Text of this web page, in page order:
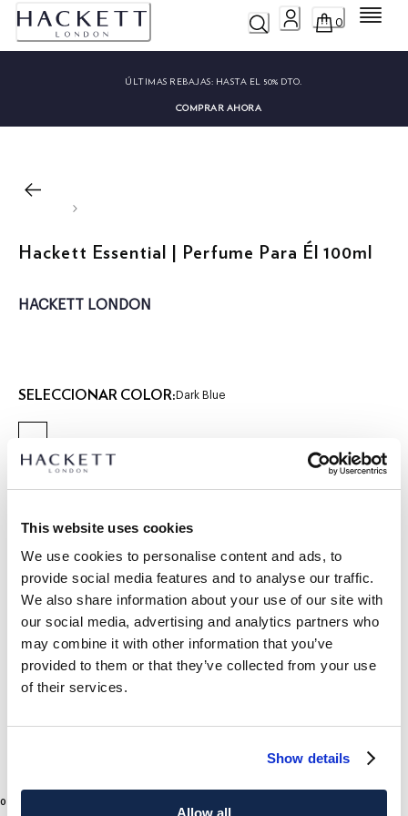
This website uses cookies
We use cookies to personalise content and ads, to
provide social media features and to analyse our traffic.
We also share information about your use of our site with
our social media, advertising and analytics partners who
may combine it with other information that you’ve
provided to them or that they’ve collected from your use
of their services.
Show details
Allow all
0 Menú
ÚLTIMAS REBAJAS: HASTA EL 50% DTO.
COMPRAR AHORA
Hackett Essential | Perfume Para Él 100ml
HACKETT LONDON
SELECCIONAR COLOR: Dark Blue
SELECCIONAR TALLA:
DETALLES DEL PRODUCTO
HML10391
La nueva fragancia masculina de Hackett London, Essential,
resulta el equilibrio perfecto entre herencia y modernidad,
ENVÍO Y DEVOLUCIONES
Envíos y devoluciones GRATUITOS
Envío Express gratuito 24-48 horas laborables
de entrega.
Click & Collect en tienda GRATUITO: máx 3 días laborables
SUSCRÍBASE AHORAy disfruta de un 10% de descuento en
0 €
precio actual 0 €